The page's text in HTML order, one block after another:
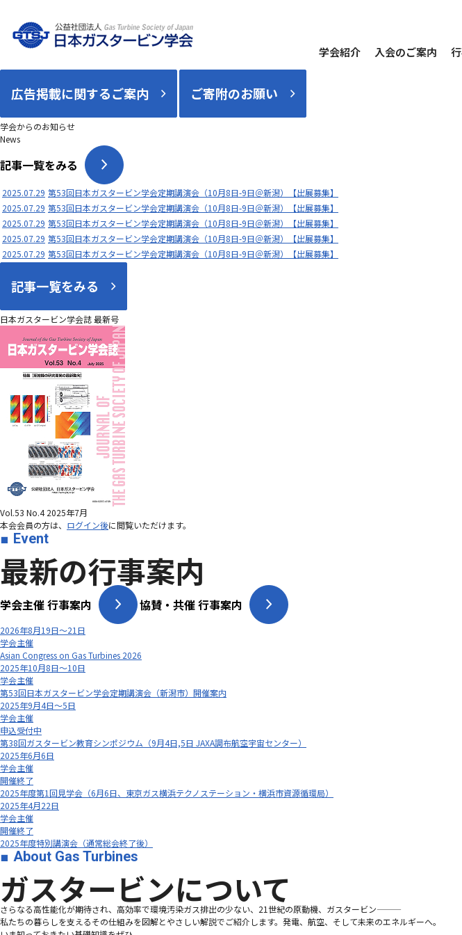
学会紹介 入会のご案内
広告掲載に関するご案内 ご寄附のお願い
学会からのお知らせ
News
記事一覧をみる
2025.07.29 第53回日本ガスタービン学会定期講演会（10月8日-9日＠新潟）【出展募集】
2025.07.29 第53回日本ガスタービン学会定期講演会（10月8日-9日＠新潟）【出展募集】
2025.07.29 第53回日本ガスタービン学会定期講演会（10月8日-9日＠新潟）【出展募集】
2025.07.29 第53回日本ガスタービン学会定期講演会（10月8日-9日＠新潟）【出展募集】
2025.07.29 第53回日本ガスタービン学会定期講演会（10月8日-9日＠新潟）【出展募集】
記事一覧をみる
日本ガスタービン学会誌 最新号
Vol.53 No.4 2025年7月
本会会員の方は、 ログイン後に閲覧いただけます。
Event
最新の行事案内
学会主催 行事案内 協賛・共催 行事案内
2026年8月19日～21日
学会主催
Asian Congress on Gas Turbines 2026
2025年10月8日～10日
学会主催
第53回日本ガスタービン学会定期講演会（新潟市）開催案内
2025年9月4日～5日
学会主催
申込受付中
第38回ガスタービン教育シンポジウム（9月4日,5日 JAXA調布航空宇宙センター）
2025年6月6日
学会主催
開催終了
2025年度第1回見学会（6月6日、東京ガス横浜テクノステーション・横浜市資源循環局）
2025年4月22日
学会主催
開催終了
2025年度特別講演会（通常総会終了後）
About Gas Turbines
ガスタービンについて
さらなる高性能化が期待され、高効率で環境汚染ガス排出の少ない、21世紀の原動機、ガスタービン―――
私たちの暮らしを支えるその仕組みを図解とやさしい解説でご紹介します。発電、航空、そして未来のエネルギーへ。